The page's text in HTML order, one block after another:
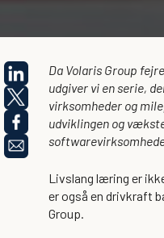
Da Volaris Group
udgiver vi en serie,
virksomheder og
udviklingen og
Livslang læring er
er også en drivkraft
Group.